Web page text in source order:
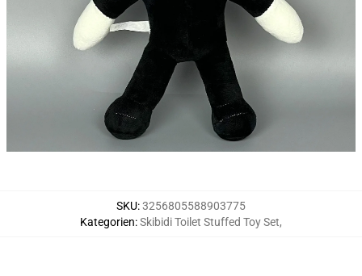
SKU:3256805588903775
Kategorien:Skibidi Toilet Stuffed Toy Set,